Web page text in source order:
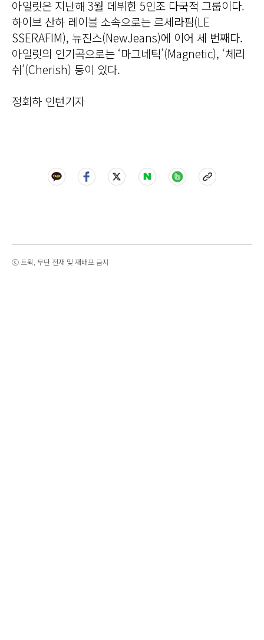
아일릿은 지난해 3월 데뷔한 5인조 다국적 그룹이다.
하이브 산하 레이블 소속으로는 르세라핌(LE
SSERAFIM), 뉴진스(NewJeans)에 이어 세 번째다.
아일릿의 인기곡으로는 ‘마그네틱’(Magnetic), ‘체리
쉬’(Cherish) 등이 있다.
정회하 인턴기자
ⓒ 트윅, 무단 전재 및 재배포 금지